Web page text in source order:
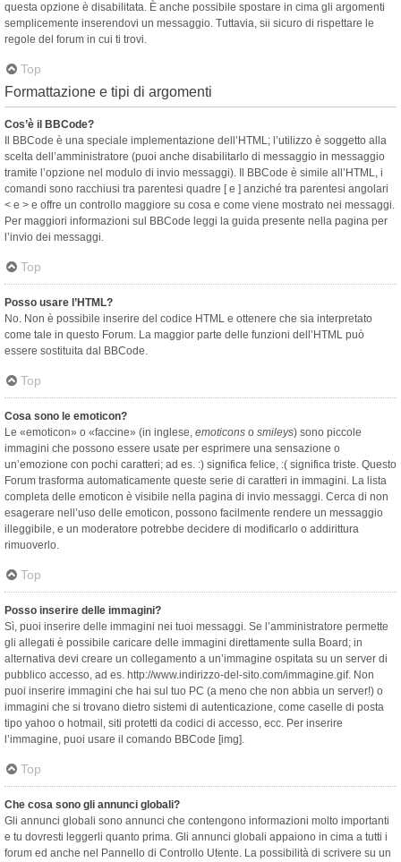
questa opzione è disabilitata. È anche possibile spostare in cima gli argomenti
semplicemente inserendovi un messaggio. Tuttavia, sii sicuro di rispettare le
regole del forum in cui ti trovi.
Top
Formattazione e tipi di argomenti
Cos’è il BBCode?
Il BBCode è una speciale implementazione dell’HTML; l’utilizzo è soggetto alla
scelta dell’amministratore (puoi anche disabilitarlo di messaggio in messaggio
tramite l’opzione nel modulo di invio messaggi). Il BBCode è simile all’HTML, i
comandi sono racchiusi tra parentesi quadre [ e ] anziché tra parentesi angolari
< e > e offre un controllo maggiore su cosa e come viene mostrato nei messaggi.
Per maggiori informazioni sul BBCode leggi la guida presente nella pagina per
l’invio dei messaggi.
Top
Posso usare l’HTML?
No. Non è possibile inserire del codice HTML e ottenere che sia interpretato
come tale in questo Forum. La maggior parte delle funzioni dell’HTML può
essere sostituita dal BBCode.
Top
Cosa sono le emoticon?
Le «emoticon» o «faccine» (in inglese, emoticons o smileys) sono piccole
immagini che possono essere usate per esprimere una sensazione o
un’emozione con pochi caratteri; ad es. :) significa felice, :( significa triste. Questo
Forum trasforma automaticamente queste serie di caratteri in immagini. La lista
completa delle emoticon è visibile nella pagina di invio messaggi. Cerca di non
esagerare nell’uso delle emoticon, possono facilmente rendere un messaggio
illeggibile, e un moderatore potrebbe decidere di modificarlo o addirittura
rimuoverlo.
Top
Posso inserire delle immagini?
Sì, puoi inserire delle immagini nei tuoi messaggi. Se l’amministratore permette
gli allegati è possibile caricare delle immagini direttamente sulla Board; in
alternativa devi creare un collegamento a un’immagine ospitata su un server di
pubblico accesso, ad es. http://www.indirizzo-del-sito.com/immagine.gif. Non
puoi inserire immagini che hai sul tuo PC (a meno che non abbia un server!) o
immagini che si trovano dietro sistemi di autenticazione, come caselle di posta
tipo yahoo o hotmail, siti protetti da codici di accesso, ecc. Per inserire
l’immagine, puoi usare il comando BBCode [img].
Top
Che cosa sono gli annunci globali?
Gli annunci globali sono annunci che contengono informazioni molto importanti
e tu dovresti leggerli quanto prima. Gli annunci globali appaiono in cima a tutti i
forum ed anche nel Pannello di Controllo Utente. La possibilità di scrivere su un